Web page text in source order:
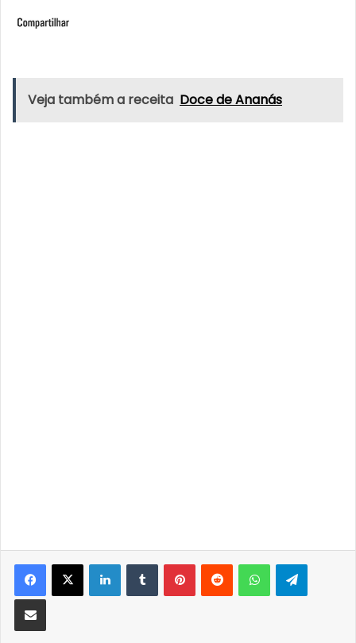
Veja também a receita Doce de Ananás
LinkedInTumblrPinterestReddit WhatsApp
Partilhar Via Email